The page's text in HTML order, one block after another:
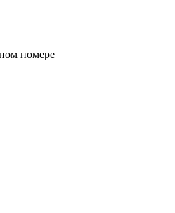
номере